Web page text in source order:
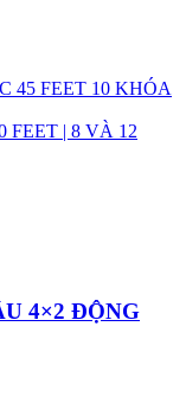
45 FEET 10 KHÓA
FEET | 8 VÀ 12
4×2 ĐỘNG